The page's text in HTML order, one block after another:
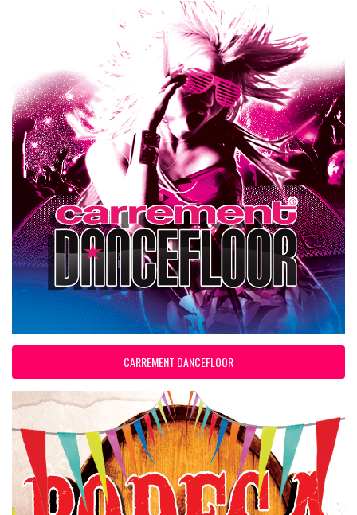
CARREMENT DANCEFLOOR